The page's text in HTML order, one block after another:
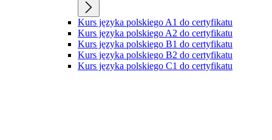
Kurs języka polskiego A1 do certyfikatu
Kurs języka polskiego A2 do certyfikatu
Kurs języka polskiego B1 do certyfikatu
Kurs języka polskiego B2 do certyfikatu
Kurs języka polskiego C1 do certyfikatu